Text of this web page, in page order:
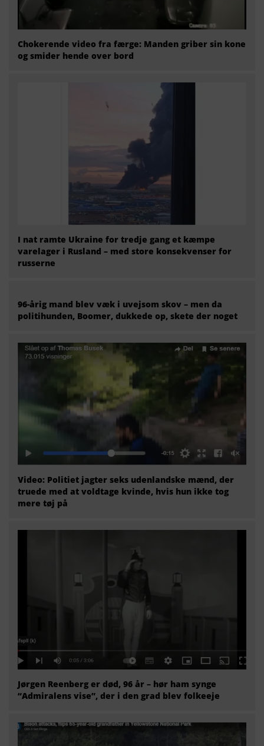
Chokerende video fra færge: Manden griber sin kone
og smider hende over bord
I nat ramte Ukraine for tredje gang et kæmpe
varelager i Rusland – med store konsekvenser for
russerne
96-årig mand blev væk i uvejsom skov – men da
politihunden, Boomer, dukkede op, skete der noget
Video: Politiet jagter seks udenlandske mænd, der
truede med at voldtage kvinde, hvis hun ikke tog
mere tøj på
Jørgen Reenberg er død, 96 år – hør ham synge
“Admiralens vise”, der i den grad blev folkeeje